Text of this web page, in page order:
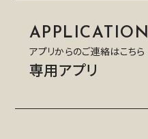
APPLICATION
アプリからのご連絡はこちら
専用アプリ